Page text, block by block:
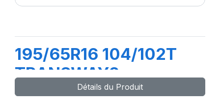
195/65R16 104/102T
TRANSWAY2
Détails du Produit